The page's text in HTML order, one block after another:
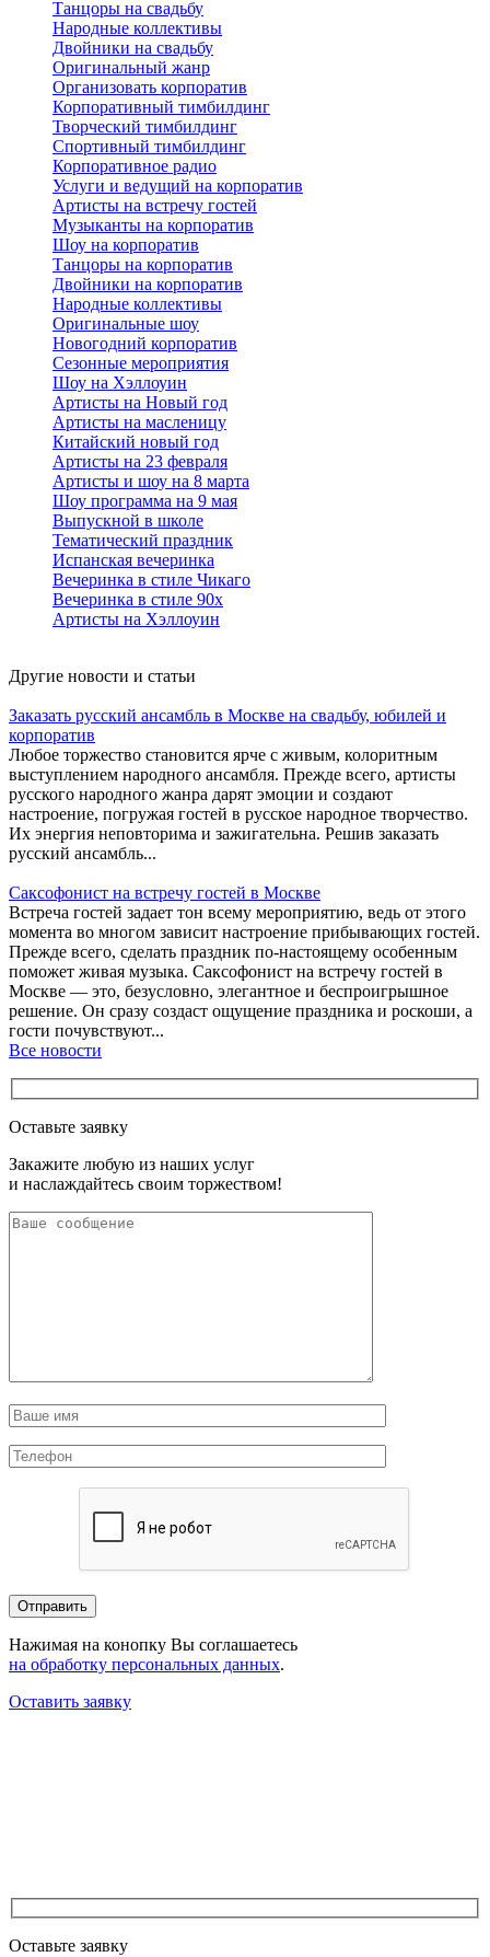
Танцоры на свадьбу
Народные коллективы
Двойники на свадьбу
Оригинальный жанр
Организовать корпоратив
Корпоративный тимбилдинг
Творческий тимбилдинг
Спортивный тимбилдинг
Корпоративное радио
Услуги и ведущий на корпоратив
Артисты на встречу гостей
Музыканты на корпоратив
Шоу на корпоратив
Танцоры на корпоратив
Двойники на корпоратив
Народные коллективы
Оригинальные шоу
Новогодний корпоратив
Сезонные мероприятия
Шоу на Хэллоуин
Артисты на Новый год
Артисты на масленицу
Китайский новый год
Артисты на 23 февраля
Артисты и шоу на 8 марта
Шоу программа на 9 мая
Выпускной в школе
Тематический праздник
Испанская вечеринка
Вечеринка в стиле Чикаго
Вечеринка в стиле 90х
Артисты на Хэллоуин
Другие новости и статьи
Заказать русский ансамбль в Москве на свадьбу, юбилей и
корпоратив
Любое торжество становится ярче с живым, колоритным
выступлением народного ансамбля. Прежде всего, артисты
русского народного жанра дарят эмоции и создают
настроение, погружая гостей в русское народное творчество.
Их энергия неповторима и зажигательна. Решив заказать
русский ансамбль...
Саксофонист на встречу гостей в Москве
Встреча гостей задает тон всему мероприятию, ведь от этого
момента во многом зависит настроение прибывающих гостей.
Прежде всего, сделать праздник по-настоящему особенным
поможет живая музыка. Саксофонист на встречу гостей в
Москве — это, безусловно, элегантное и беспроигрышное
решение. Он сразу создаст ощущение праздника и роскоши, а
гости почувствуют...
Все новости
Оставьте заявку
Закажите любую из наших услуг
и наслаждайтесь своим торжеством!
Нажимая на конопку Вы соглашаетесь
на обработку персональных данных.
Оставить заявку
Оставьте заявку